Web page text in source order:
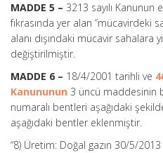
MADDE 5 – 3213 sayılı
fıkrasında yer alan “mücavirdeki
alanı dışındaki mücavir
değiştirilmiştir.
MADDE 6 – 18/4/2001 tarihli ve
Kanununun 3 üncü maddesinin
numaralı bentleri aşağıdaki
aşağıdaki bentler eklenmiştir.
“8) Üretim: Doğal gazın 30/5/